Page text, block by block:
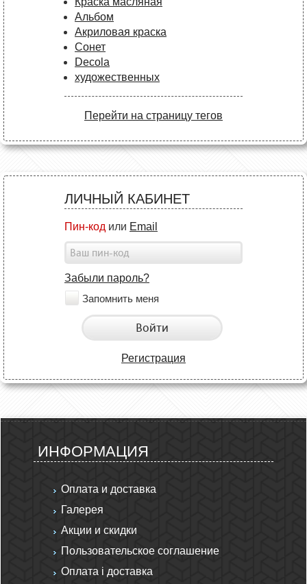
Альбом
Акриловая краска
Сонет
Decola
художественных
Перейти на страницу тегов
ЛИЧНЫЙ КАБИНЕТ
Пин-код или Email
Забыли пароль?
Запомнить меня
Войти
Регистрация
ИНФОРМАЦИЯ
Оплата и доставка
Галерея
Акции и скидки
Пользовательское соглашение
Оплата і доставка